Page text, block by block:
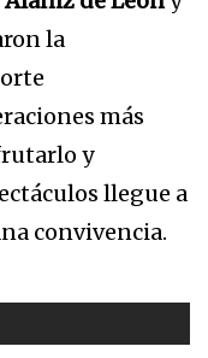
la
más
y
llegue a
convivencia.